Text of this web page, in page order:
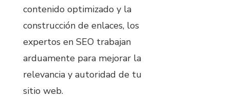
contenido optimizado y la
construcción de enlaces, los
expertos en SEO trabajan
arduamente para mejorar la
relevancia y autoridad de tu
sitio web.